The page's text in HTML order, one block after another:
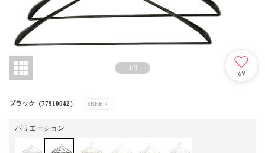
1/3
69
ブラック（77910042） FREE ×
バリエーション